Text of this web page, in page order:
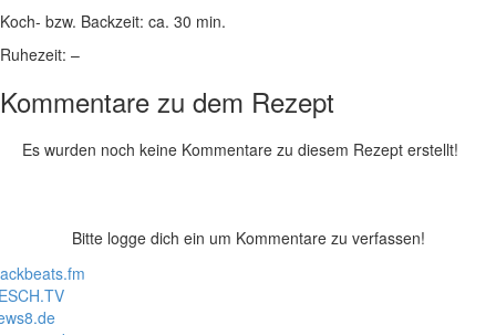
Koch- bzw. Backzeit: ca. 30 min.
Ruhezeit: –
Kommentare zu dem Rezept
Es wurden noch keine Kommentare zu diesem Rezept erstellt!
Bitte logge dich ein um Kommentare zu verfassen!